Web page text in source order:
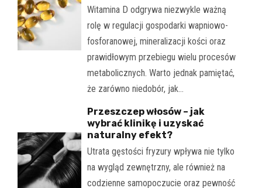
Witamina D odgrywa niezwykle ważną
rolę w regulacji gospodarki wapniowo-
fosforanowej, mineralizacji kości oraz
prawidłowym przebiegu wielu procesów
metabolicznych. Warto jednak pamiętać,
że zarówno niedobór, jak…
Przeszczep włosów – jak
wybrać klinikę i uzyskać
naturalny efekt?
Utrata gęstości fryzury wpływa nie tylko
na wygląd zewnętrzny, ale również na
codzienne samopoczucie oraz pewność